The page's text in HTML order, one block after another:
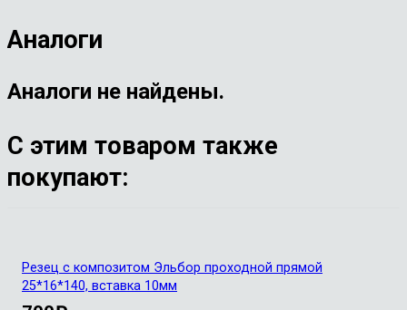
Аналоги
Аналоги не найдены.
С этим товаром также
покупают:
Резец с композитом Эльбор проходной прямой
25*16*140, вставка 10мм